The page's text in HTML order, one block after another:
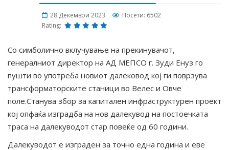
28 Декември 2023
Посети: 6502
Rating:
Со симболично вклучување на прекинувачот,
генералниот директор на АД МЕПСО г. Зуди Енуз го
пушти во употреба новиот далековод кој ги поврзува
трансформаторските станици во Велес и Овче
поле.Станува збор за капитален инфраструктурен проект
кој опфаќа изградба на нов далекувод на постоечката
траса на далекуводот стар повеќе од 60 години.
Далекуводот е изграден за точно една година и еве